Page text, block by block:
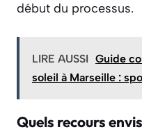
début du processus.
LIRE AUSSI Guide
soleil à Marseille :
Quels recours